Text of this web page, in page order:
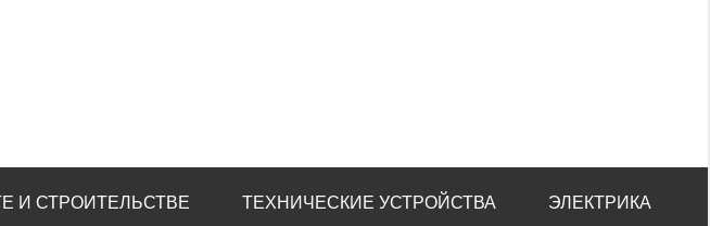
И СТРОИТЕЛЬСТВЕ ТЕХНИЧЕСКИЕ УСТРОЙСТВА ЭЛЕКТРИКА